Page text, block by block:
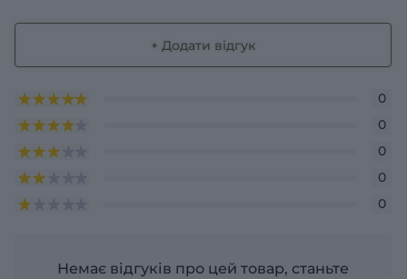
+ Додати відгук
0
0
0
0
0
Немає відгуків про цей товар, станьте